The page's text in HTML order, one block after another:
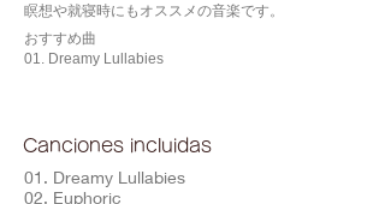
瞑想や就寝時にもオススメの音楽です。
おすすめ曲
01. Dreamy Lullabies
Canciones incluidas
01. Dreamy Lullabies
02. Euphoric